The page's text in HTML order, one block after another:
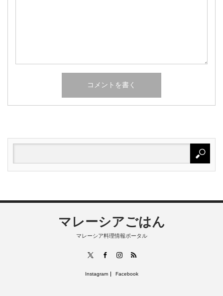
マレーシアごはん
マレーシア料理情報ポータル
FacebookInstagram
RSS
Instagram Facebook